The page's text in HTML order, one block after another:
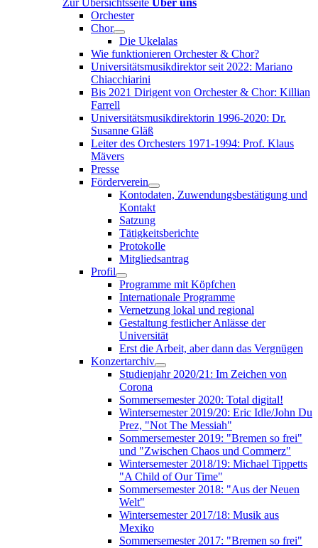
Orchester
Chor
Die Ukelalas
Wie funktionieren Orchester & Chor?
Universitätsmusikdirektor seit 2022: Mariano
Chiacchiarini
Bis 2021 Dirigent von Orchester & Chor: Killian
Farrell
Universitätsmusikdirektorin 1996-2020: Dr.
Susanne Gläß
Leiter des Orchesters 1971-1994: Prof. Klaus
Mävers
Presse
Förderverein
Kontodaten, Zuwendungsbestätigung und
Kontakt
Satzung
Tätigkeitsberichte
Protokolle
Mitgliedsantrag
Profil
Programme mit Köpfchen
Internationale Programme
Vernetzung lokal und regional
Gestaltung festlicher Anlässe der
Universität
Erst die Arbeit, aber dann das Vergnügen
Konzertarchiv
Studienjahr 2020/21: Im Zeichen von
Corona
Sommersemester 2020: Total digital!
Wintersemester 2019/20: Eric Idle/John Du
Prez, "Not The Messiah"
Sommersemester 2019: "Bremen so frei"
und "Zwischen Chaos und Commerz"
Wintersemester 2018/19: Michael Tippetts
"A Child of Our Time"
Sommersemester 2018: "Aus der Neuen
Welt"
Wintersemester 2017/18: Musik aus
Mexiko
Sommersemester 2017: "Bremen so frei"